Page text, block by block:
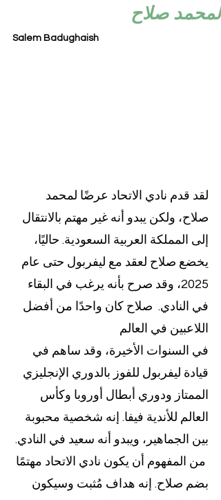
لمحمد صلاح
Salem Badughaish
لقد قدم نادي الاتحاد عرضًا لمحمد
صلاح، ولكن يبدو أنه غير مهتم بالانتقال
إلى المملكة العربية السعودية. حاليًا،
يخضع صلاح لعقد مع ليفربول حتى عام
2025، وقد صرح بأنه يرغب في البقاء
في النادي.  صلاح كان واحدًا من أفضل
اللاعبين في العالم
في السنوات الأخيرة، وقد ساهم في
قيادة ليفربول للفوز بالدوري الإنجليزي
الممتاز ودوري أبطال أوروبا وكأس
العالم للأندية فيفا. إنه شخصية محبوبة
بين الجماهير، ويبدو أنه سعيد في النادي.
من المفهوم أن يكون نادي الاتحاد مهتمًا
بضم صلاح. إنه هداف مُثبت وسيكون